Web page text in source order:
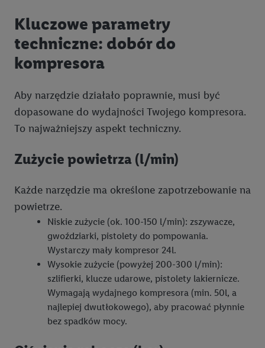
Kluczowe parametry
techniczne: dobór do
kompresora
Aby narzędzie działało poprawnie, musi być
dopasowane do wydajności Twojego kompresora.
To najważniejszy aspekt techniczny.
Zużycie powietrza (l/min)
Każde narzędzie ma określone zapotrzebowanie na
powietrze.
Niskie zużycie (ok. 100-150 l/min): zszywacze,
gwoździarki, pistolety do pompowania.
Wystarczy mały kompresor 24l.
Wysokie zużycie (powyżej 200-300 l/min):
szlifierki, klucze udarowe, pistolety lakiernicze.
Wymagają wydajnego kompresora (min. 50l, a
najlepiej dwutłokowego), aby pracować płynnie
bez spadków mocy.
Tworzenie spersonalizowanych reklam opiera się na
generowaniu profili, które są również wzbogacane o dane z
innych usług. Obejmuje to łączenie danych (np. dotyczących
korzystania z usług Lidl, zachowań zakupowych w usługach
Lidl, informacji z konta klienta - np. wieku lub płci - a także
różne urządzenia końcowe i usługi Lidl, w tym
przechowywanie lub uzyskiwanie dostępu do informacji na
urządzeniach końcowych w celu tworzenia grup docelowych
marketingowych, przetwarzanie odbywa się również w celu
docelowych, opracowywania ofert oraz zapewnienia
Jeśli użytkownik wyrazi zgodę w tym miejscu, a następnie
utworzy konto Lidl Plus lub zaloguje się na istniejące konto
Lidl Plus, możemy również użyć podanego tam adresu e-mail
jako współadministratorzy - wspólnie z jednym z wyżej
wymienionych partnerów w celu utworzenia specjalnego
identyfikatora internetowego (tzw. EUID), który możemy
następnie wykorzystać w podobny sposób jak poniżej opisany